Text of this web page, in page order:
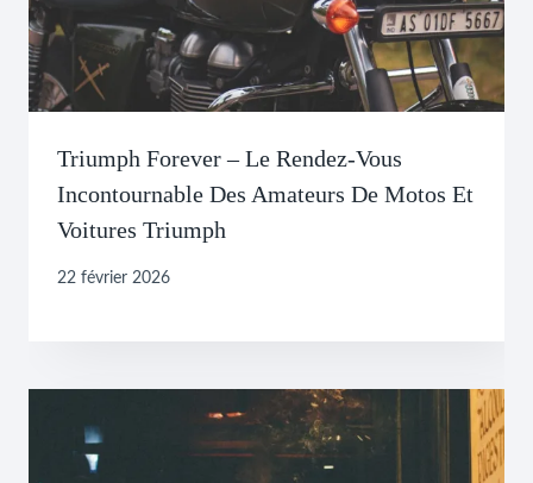
Triumph Forever – Le Rendez-Vous
Incontournable Des Amateurs De Motos Et
Voitures Triumph
22 février 2026